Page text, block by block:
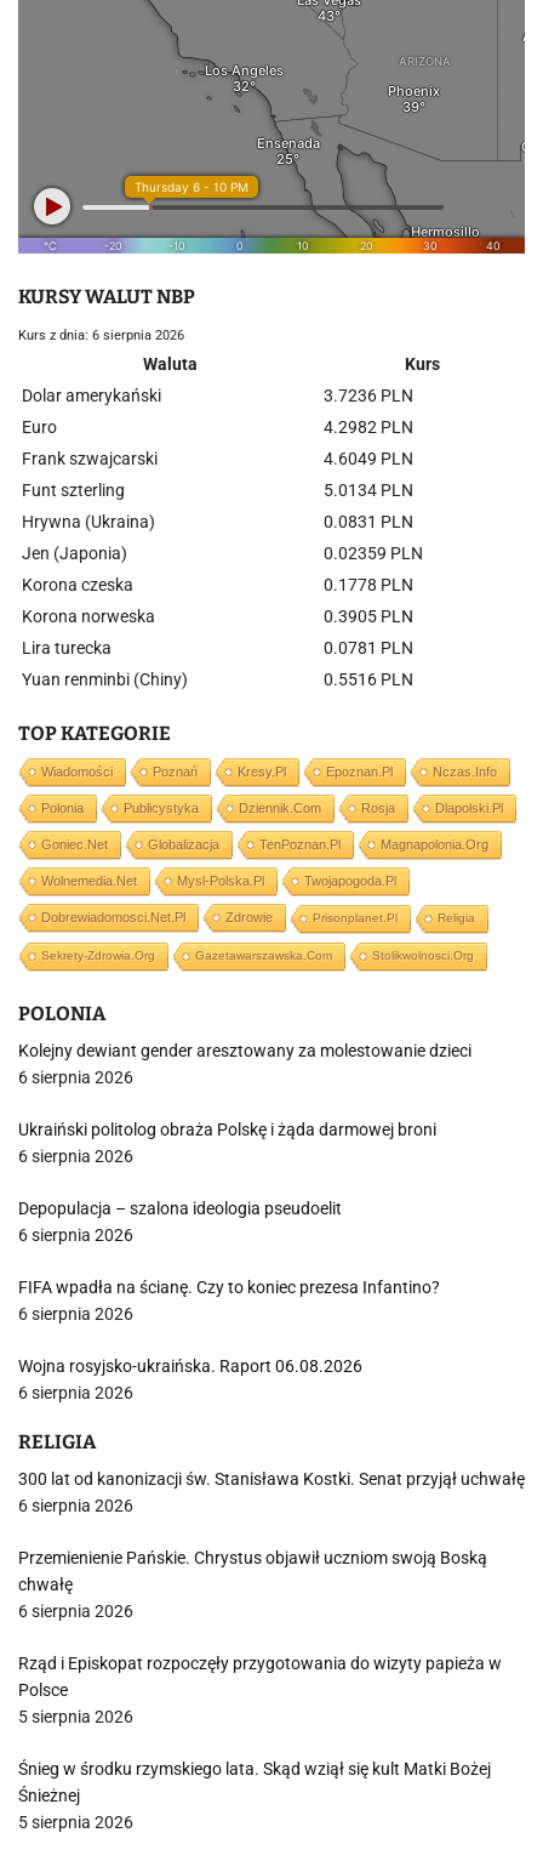
KURSY WALUT NBP
Kurs z dnia: 6 sierpnia 2026
Waluta
Kurs
Dolar amerykański
3.7236 PLN
Euro
4.2982 PLN
Frank szwajcarski
4.6049 PLN
Funt szterling
5.0134 PLN
Hrywna (Ukraina)
0.0831 PLN
Jen (Japonia)
0.02359 PLN
Korona czeska
0.1778 PLN
Korona norweska
0.3905 PLN
Lira turecka
0.0781 PLN
Yuan renminbi (Chiny)
0.5516 PLN
TOP KATEGORIE
Wiadomości Poznań Kresy.pl Epoznan.pl Nczas.info
Polonia Publicystyka Dziennik.com Rosja Dlapolski.pl
Goniec.net Globalizacja TenPoznan.pl Magnapolonia.org
Wolnemedia.net Mysl-Polska.pl Twojapogoda.pl
Dobrewiadomosci.net.pl Zdrowie Prisonplanet.pl Religia
Sekrety-Zdrowia.org Gazetawarszawska.com Stolikwolnosci.org
POLONIA
Kolejny dewiant gender aresztowany za molestowanie dzieci
6 sierpnia 2026
Ukraiński politolog obraża Polskę i żąda darmowej broni
6 sierpnia 2026
Depopulacja – szalona ideologia pseudoelit
6 sierpnia 2026
FIFA wpadła na ścianę. Czy to koniec prezesa Infantino?
6 sierpnia 2026
Wojna rosyjsko-ukraińska. Raport 06.08.2026
6 sierpnia 2026
RELIGIA
300 lat od kanonizacji św. Stanisława Kostki. Senat przyjął uchwałę
6 sierpnia 2026
Przemienienie Pańskie. Chrystus objawił uczniom swoją Boską
chwałę
6 sierpnia 2026
Rząd i Episkopat rozpoczęły przygotowania do wizyty papieża w
Polsce
5 sierpnia 2026
Śnieg w środku rzymskiego lata. Skąd wziął się kult Matki Bożej
Śnieżnej
5 sierpnia 2026